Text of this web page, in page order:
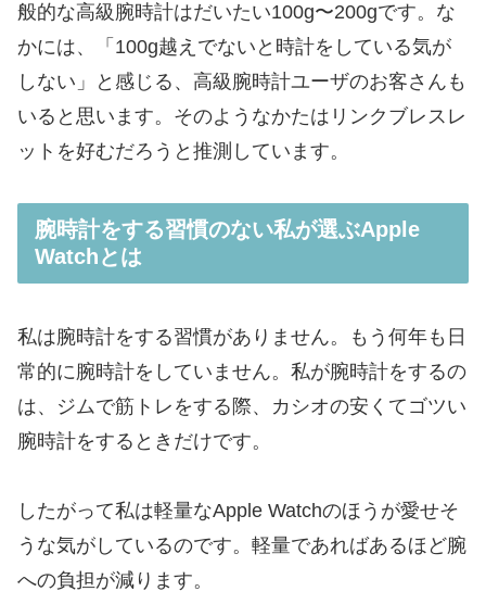
般的な高級腕時計はだいたい100g〜200gです。な
かには、「100g越えでないと時計をしている気が
しない」と感じる、高級腕時計ユーザのお客さんも
いると思います。そのようなかたはリンクブレスレ
ットを好むだろうと推測しています。
腕時計をする習慣のない私が選ぶApple
Watchとは
私は腕時計をする習慣がありません。もう何年も日
常的に腕時計をしていません。私が腕時計をするの
は、ジムで筋トレをする際、カシオの安くてゴツい
腕時計をするときだけです。
したがって私は軽量なApple Watchのほうが愛せそ
うな気がしているのです。軽量であればあるほど腕
への負担が減ります。